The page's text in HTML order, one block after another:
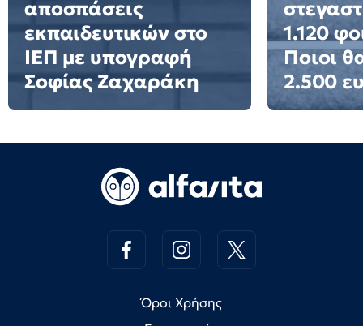
αποσπάσεις
εκπαιδευτικών στο
ΙΕΠ με υπογραφή
Σοφίας Ζαχαράκη
1.120
Ποιοι
2.500
Όροι Χρήσης